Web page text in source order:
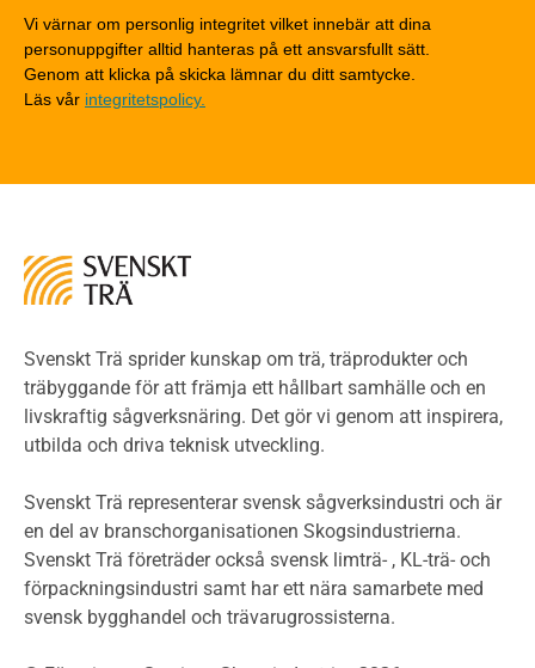
Detaljlösningar
Träytors brandegenskaper
Tekniska byten med sprinkler
Riskvärdering i flervåningsbostadshus
Miljöeffekter
LCA
Miljödeklarationer och märkning
Termer och förkortningar
Planering
Klimatkalkylator hallar
Projektering av trähus - generellt
Byggsystem
Fasadsystem i skivmaterial
Bullerskärmar och andra utomhuskonstruktioner
Vi värnar om personlig integritet vilket innebär att dina
personuppgifter alltid hanteras på ett ansvarsfullt sätt.
Genom att klicka på skicka lämnar du ditt samtycke.
Läs vår integritetspolicy.
Svenskt Trä sprider kunskap om trä, träprodukter och
träbyggande för att främja ett hållbart samhälle och en
livskraftig sågverksnäring. Det gör vi genom att inspirera,
utbilda och driva teknisk utveckling.
Svenskt Trä representerar svensk sågverksindustri och är
en del av branschorganisationen Skogsindustrierna.
Svenskt Trä företräder också svensk limträ- , KL-trä- och
förpackningsindustri samt har ett nära samarbete med
svensk bygghandel och trävarugrossisterna.